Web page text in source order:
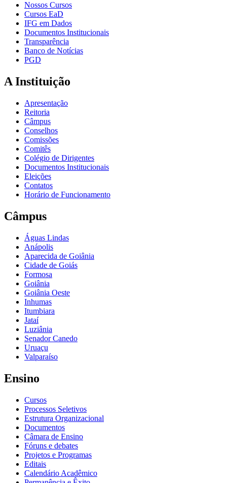
Nossos Cursos
Cursos EaD
IFG em Dados
Documentos Institucionais
Transparência
Banco de Notícias
PGD
A Instituição
Apresentação
Reitoria
Câmpus
Conselhos
Comissões
Comitês
Colégio de Dirigentes
Documentos Institucionais
Eleições
Contatos
Horário de Funcionamento
Câmpus
Águas Lindas
Anápolis
Aparecida de Goiânia
Cidade de Goiás
Formosa
Goiânia
Goiânia Oeste
Inhumas
Itumbiara
Jataí
Luziânia
Senador Canedo
Uruaçu
Valparaíso
Ensino
Cursos
Processos Seletivos
Estrutura Organizacional
Documentos
Câmara de Ensino
Fóruns e debates
Projetos e Programas
Editais
Calendário Acadêmico